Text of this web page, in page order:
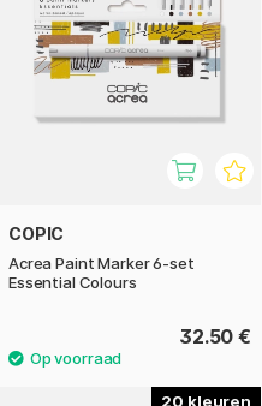
COPIC
Acrea Paint Marker 6-set
Essential Colours
32.50 €
20